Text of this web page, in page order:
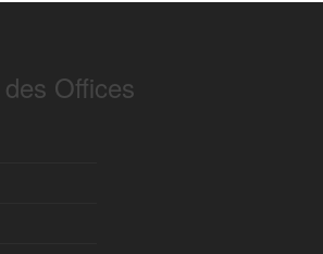
Offices